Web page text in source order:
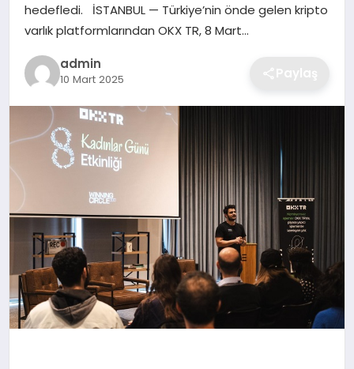
OTOMOBIL
TEKNOLOJI
hedefledi. İSTANBUL — Türkiye’nin önde gelen kripto
varlık platformlarından OKX TR, 8 Mart…
admin
10 Mart 2025